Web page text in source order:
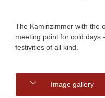
The Kaminzimmer with the
meeting point for cold days
festivities of all kind.
Image gallery